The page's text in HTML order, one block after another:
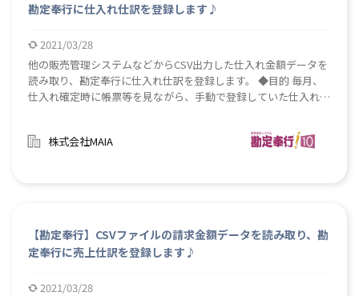
勘定奉行に仕入れ仕訳を登録します♪
2021/03/28
他の販売管理システムなどからCSV出力した仕入れ金額データを
読み取り、勘定奉行に仕入れ仕訳を登録します。 ◆目的 毎月、
仕入れ確定時に帳票等を見ながら、手動で登録していた仕入れ仕
株式会社MAIA
【勘定奉行】CSVファイルの請求金額データを読み取り、勘
定奉行に売上仕訳を登録します♪
2021/03/28